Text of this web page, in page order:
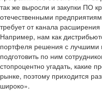
так же выросли и закупки ПО
отечественными
требует от канала
Например, нам как
портфеля решения с лучшими
подготовить по ним
стопроцентно угадать, какие
рынке, поэтому приходится
широко».